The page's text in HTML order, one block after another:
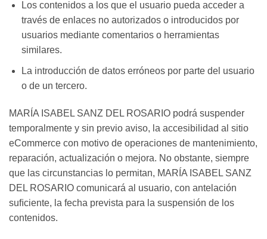
Los contenidos a los que el usuario pueda acceder a
través de enlaces no autorizados o introducidos por
usuarios mediante comentarios o herramientas
similares.
La introducción de datos erróneos por parte del usuario
o de un tercero.
MARÍA ISABEL SANZ DEL ROSARIO podrá suspender
temporalmente y sin previo aviso, la accesibilidad al sitio
eCommerce con motivo de operaciones de mantenimiento,
reparación, actualización o mejora. No obstante, siempre
que las circunstancias lo permitan, MARÍA ISABEL SANZ
DEL ROSARIO comunicará al usuario, con antelación
suﬁciente, la fecha prevista para la suspensión de los
contenidos.